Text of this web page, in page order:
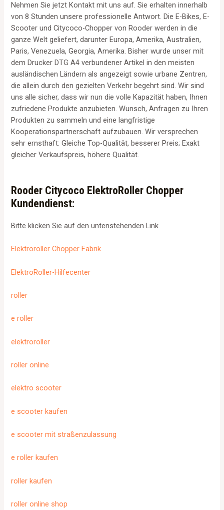
Nehmen Sie jetzt Kontakt mit uns auf. Sie erhalten innerhalb
von 8 Stunden unsere professionelle Antwort. Die E-Bikes, E-
Scooter und Citycoco-Chopper von Rooder werden in die
ganze Welt geliefert, darunter Europa, Amerika, Australien,
Paris, Venezuela, Georgia, Amerika. Bisher wurde unser mit
dem Drucker DTG A4 verbundener Artikel in den meisten
ausländischen Ländern als angezeigt sowie urbane Zentren,
die allein durch den gezielten Verkehr begehrt sind. Wir sind
uns alle sicher, dass wir nun die volle Kapazität haben, Ihnen
zufriedene Produkte anzubieten. Wunsch, Anfragen zu Ihren
Produkten zu sammeln und eine langfristige
Kooperationspartnerschaft aufzubauen. Wir versprechen
sehr ernsthaft: Gleiche Top-Qualität, besserer Preis; Exakt
gleicher Verkaufspreis, höhere Qualität.
Rooder Citycoco ElektroRoller Chopper
Kundendienst:
Bitte klicken Sie auf den untenstehenden Link
Elektroroller Chopper Fabrik
ElektroRoller-Hilfecenter
roller
e roller
elektroroller
roller online
elektro scooter
e scooter kaufen
e scooter mit straßenzulassung
e roller kaufen
roller kaufen
roller online shop